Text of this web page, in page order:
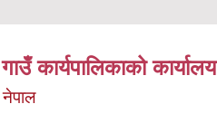
कार्यपालिकाको कार्यालय